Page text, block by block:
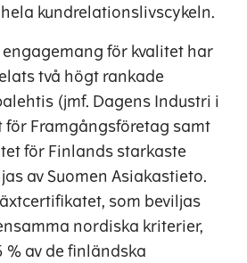
kundrelationslivscykeln.
engagemang för kvalitet har
två högt rankade
(jmf. Dagens Industri i
för Framgångsföretag samt
för Finlands starkaste
av Suomen Asiakastieto.
som beviljas
nordiska kriterier,
av de finländska